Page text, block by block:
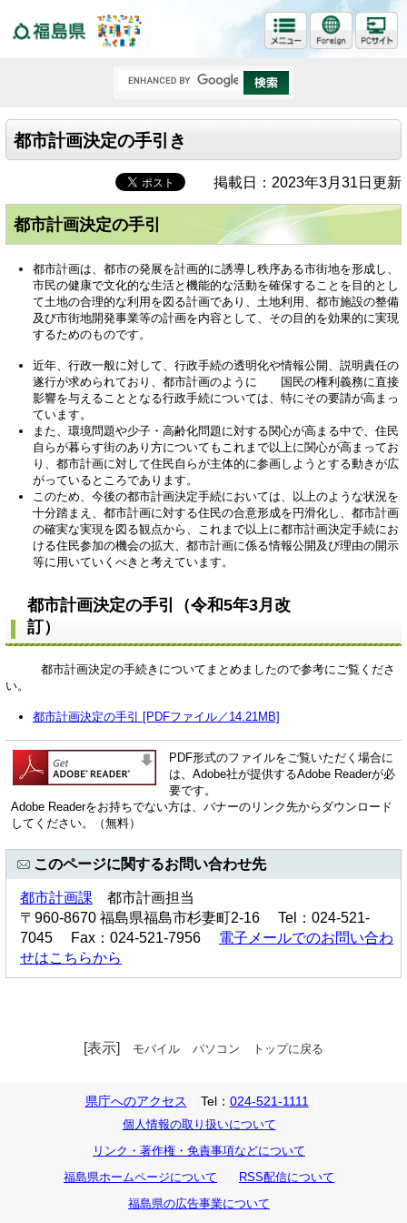
都市計画決定の手引き
掲載日：2023年3月31日更新
都市計画決定の手引
都市計画は、都市の発展を計画的に誘導し秩序ある市街地を形成し、
市民の健康で文化的な生活と機能的な活動を確保することを目的とし
て土地の合理的な利用を図る計画であり、土地利用、都市施設の整備
及び市街地開発事業等の計画を内容として、その目的を効果的に実現
するためのものです。
近年、行政一般に対して、行政手続の透明化や情報公開、説明責任の
遂行が求められており、都市計画のように 国民の権利義務に直接
影響を与えることとなる行政手続については、特にその要請が高まっ
ています。
また、環境問題や少子・高齢化問題に対する関心が高まる中で、住民
自らが暮らす街のあり方についてもこれまで以上に関心が高まってお
り、都市計画に対して住民自らが主体的に参画しようとする動きが広
がっているところであります。
このため、今後の都市計画決定手続においては、以上のような状況を
十分踏まえ、都市計画に対する住民の合意形成を円滑化し、都市計画
の確実な実現を図る観点から、これまで以上に都市計画決定手続にお
ける住民参加の機会の拡大、都市計画に係る情報公開及び理由の開示
等に用いていくべきと考えています。
都市計画決定の手引（令和5年3月改
訂）
都市計画決定の手続きについてまとめましたので参考にご覧くださ
い。
都市計画決定の手引 [PDFファイル／14.21MB]
PDF形式のファイルをご覧いただく場合に
は、Adobe社が提供するAdobe Readerが必
要です。
Adobe Readerをお持ちでない方は、バナーのリンク先からダウンロード
してください。（無料）
このページに関するお問い合わせ先
都市計画課 都市計画担当
〒960-8670 福島県福島市杉妻町2-16 Tel：024-521-
7045 Fax：024-521-7956 電子メールでのお問い合わ
せはこちらから
[表示] モバイル パソコン トップに戻る
県庁へのアクセス Tel： 024-521-1111
個人情報の取り扱いについて
リンク・著作権・免責事項などについて
福島県ホームページについて
RSS配信について
福島県の広告事業について